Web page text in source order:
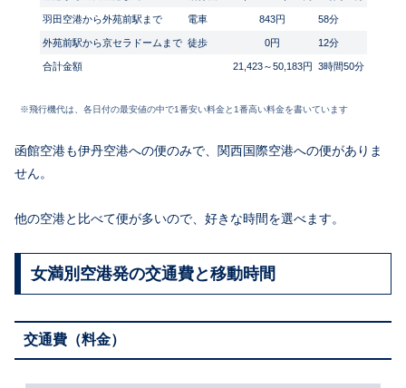
羽田空港から外苑前駅まで 電車 843円 58分
外苑前駅から京セラドームまで 徒歩 0円 12分
合計金額 21,423～50,183円 3時間50分
※飛行機代は、各日付の最安値の中で1番安い料金と1番高い料金を書いています
函館空港も伊丹空港への便のみで、関西国際空港への便がありま
せん。
他の空港と比べて便が多いので、好きな時間を選べます。
女満別空港発の交通費と移動時間
交通費（料金）